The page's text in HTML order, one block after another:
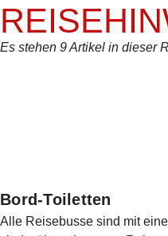
Es stehen 9 Artikel in dieser
Bord-Toiletten
Alle Reisebusse sind mit